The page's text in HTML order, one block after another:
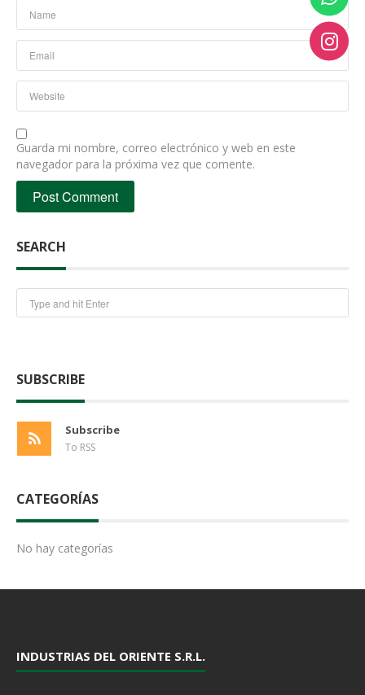
Guarda mi nombre, correo electrónico y web en este
navegador para la próxima vez que comente.
SEARCH
SUBSCRIBE
Subscribe
To RSS
CATEGORÍAS
No hay categorías
INDUSTRIAS DEL ORIENTE S.R.L.